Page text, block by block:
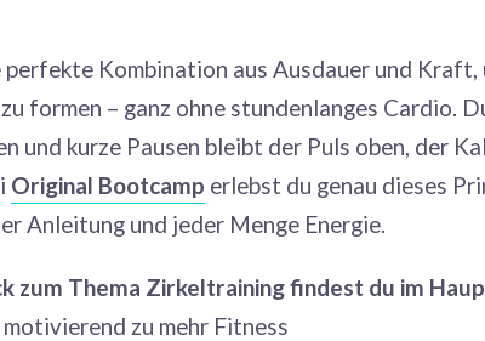
Kombination aus Ausdauer und
formen – ganz ohne stundenlanges Cardio.
und kurze Pausen bleibt der Puls oben, der
Original Bootcamp erlebst du genau dieses
Anleitung und jeder Menge Energie.
zum Thema Zirkeltraining findest du im
zu mehr Fitness